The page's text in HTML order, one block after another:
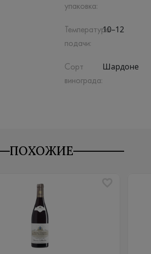
упаковка:
Температура
подачи:
10–12
Сорт
винограда:
Шардоне
ПОХОЖИЕ